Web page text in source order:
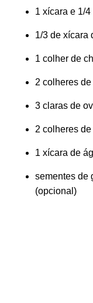
1 xícara e 1/
1/3 de xícara
1 colher de
2 colheres
3 claras de
2 colheres
1 xícara de
sementes de
(opcional)